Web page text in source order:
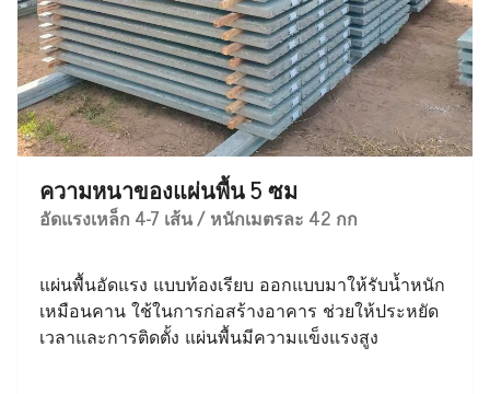
ความหนาของแผ่นพื้น 5 ซม
อัดแรงเหล็ก 4-7 เส้น / หนักเมตรละ 42 กก
แผ่นพื้นอัดแรง แบบท้องเรียบ ออกแบบมาให้รับน้ำหนัก
เหมือนคาน ใช้ในการก่อสร้างอาคาร ช่วยให้ประหยัด
เวลาและการติดตั้ง แผ่นพื้นมีความแข็งแรงสูง